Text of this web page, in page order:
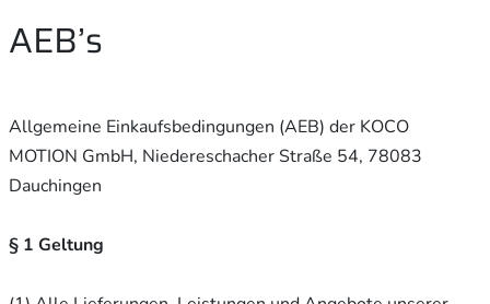
AEB’s
Allgemeine Einkaufsbedingungen (AEB) der KOCO
MOTION GmbH, Niedereschacher Straße 54, 78083
Dauchingen
§ 1 Geltung